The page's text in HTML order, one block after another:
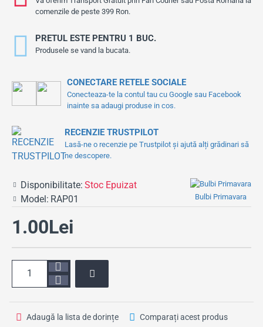
CONECTARE RETELE SOCIALE
Conecteaza-te la contul tau cu Google sau Facebook
inainte sa adaugi produse in cos.
comenzile de peste 399 Ron.
RECENZIE TRUSTPILOT
Lasă-ne o recenzie pe Trustpilot și ajută alți grădinari să
ne descopere.
PRETUL ESTE PENTRU 1 BUC.
Produsele se vand la bucata.
Disponibilitate: Stoc Epuizat
Model: RAP01 Bulbi Primavara
1.00Lei
Adaugă la lista de dorințe Comparați acest produs